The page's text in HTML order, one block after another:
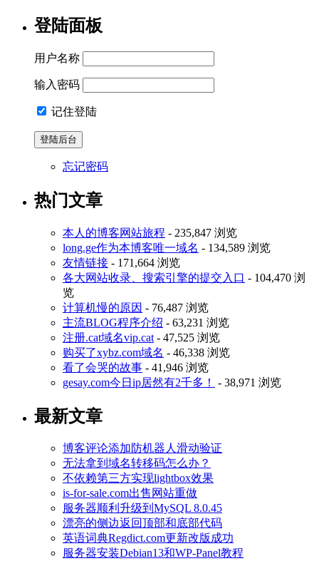
登陆面板
用户名称
输入密码
记住登陆
忘记密码
热门文章
本人的博客网站旅程 - 235,847 浏览
long.ge作为本博客唯一域名 - 134,589 浏览
友情链接 - 171,664 浏览
各大网站收录、搜索引擎的提交入口 - 104,470 浏
览
计算机慢的原因 - 76,487 浏览
主流BLOG程序介绍 - 63,231 浏览
注册.cat域名vip.cat - 47,525 浏览
购买了xybz.com域名 - 46,338 浏览
看了会哭的故事 - 41,946 浏览
gesay.com今日ip居然有2千多！
- 38,971 浏览
最新文章
博客评论添加防机器人滑动验证
无法拿到域名转移码怎么办？
不依赖第三方实现lightbox效果
is-for-sale.com出售网站重做
服务器顺利升级到MySQL 8.0.45
漂亮的侧边返回顶部和底部代码
英语词典Regdict.com更新改版成功
服务器安装Debian13和WP-Panel教程